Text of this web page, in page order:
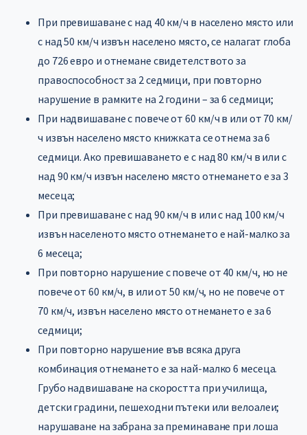
При превишаване с над 40 км/ч в населено място или
с над 50 км/ч извън населено място, се налагат глоба
до 726 евро и отнемане свидетелството за
правоспособност за 2 седмици, при повторно
нарушение в рамките на 2 години – за 6 седмици;
При надвишаване с повече от 60 км/ч в или от 70 км/
ч извън населено място книжката се отнема за 6
седмици. Ако превишаването е с над 80 км/ч в или с
над 90 км/ч извън населено място отнемането е за 3
месеца;
При превишаване с над 90 км/ч в или с над 100 км/ч
извън населеното място отнемането е най-малко за
6 месеца;
При повторно нарушение с повече от 40 км/ч, но не
повече от 60 км/ч, в или от 50 км/ч, но не повече от
70 км/ч, извън населено място отнемането е за 6
седмици;
При повторно нарушение във всяка друга
комбинация отнемането е за най-малко 6 месеца.
Грубо надвишаване на скоростта при училища,
детски градини, пешеходни пътеки или велоалеи;
нарушаване на забрана за преминаване при лоша